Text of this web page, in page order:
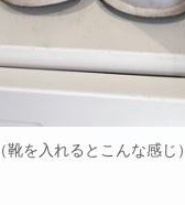
（靴を入れるとこんな感じ）